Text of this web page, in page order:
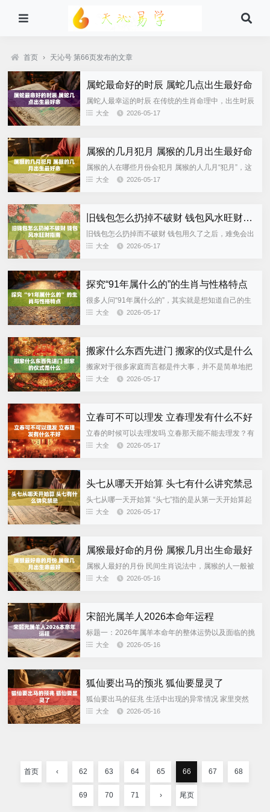
首页 › 天沁号 第66页发布的文章
属蛇最命好的时辰 属蛇几点出生最好命
属蛇人最幸运的时辰 在传统的生肖命理中，出生时辰
常常被看作是影响一个人的性格、运势以及人生发展
大全 2026-05-17
属猴的几月犯月 属猴的几月出生最好命
属猴的人在哪些月份会犯月 属猴的人几月“犯月”，这
个说法主要是民间生肖命理中的内容，并不是固定不
大全 2026-05-17
旧钱包怎么扔掉不破财 钱包风水旺财指南
旧钱包怎么扔掉而不破财 钱包用久了之后，难免会出
现掉皮、破损、拉链不好使、边角开裂等问题。很多
大全 2026-05-17
探究“91年属什么的”的生肖与性格特点
很多人问“91年属什么的”，其实就是想知道自己的生
肖，顺便了解一下这个生肖在传统说法中性格的特
大全 2026-05-17
搬家什么东西先进门 搬家的仪式是什么
搬家对于很多家庭而言都是件大事，并不是简单地把
家里的东西从旧房子搬到新房子那么简单。很多人在
大全 2026-05-17
立春可不可以理发 立春理发有什么不好
立春的时候可以去理发吗 立春那天能不能去理发？有
人认为这一天剪头发不吉利，也有人说只是普通的日
大全 2026-05-17
头七从哪天开始算 头七有什么讲究禁忌
头七从哪一天开始算 “头七”指的是从第一天开始算起
的第七天，也就是逝者去世后第七天。 “头七”是民间
大全 2026-05-17
属猴最好命的月份 属猴几月出生命最好
属猴人最好的月份 民间生肖说法中，属猴的人一般被
看作聪明、机灵、反应快，并且做事有点子头儿，也
大全 2026-05-16
宋韶光属羊人2026本命年运程
标题一：2026年属羊本命年的整体运势以及面临的挑
战 小标题一：本命年是怎么回事？ 本命年就是遇到
大全 2026-05-16
狐仙要出马的预兆 狐仙要显灵了
狐仙要出马的征兆 生活中出现的异常情况 家里突然
出现一些无法解释的小事。东西明明放在桌上，转眼
大全 2026-05-16
首页 ‹ 62 63 64 65 66 67 68
69 70 71 › 尾页